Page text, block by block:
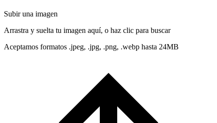
Subir una imagen
Arrastra y suelta tu imagen aquí, o haz clic para buscar
Aceptamos formatos .jpeg, .jpg, .png, .webp hasta 24MB